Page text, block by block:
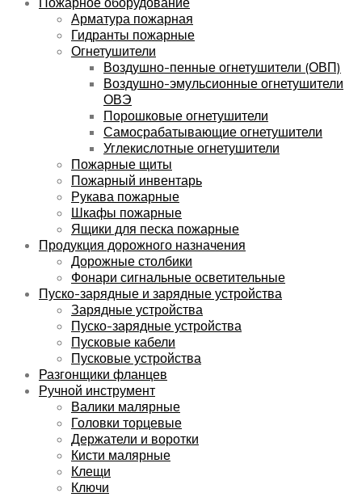
Арматура пожарная
Гидранты пожарные
Огнетушители
Воздушно-пенные огнетушители (ОВП)
Воздушно-эмульсионные огнетушители
ОВЭ
Порошковые огнетушители
Самосрабатывающие огнетушители
Углекислотные огнетушители
Пожарные щиты
Пожарный инвентарь
Рукава пожарные
Шкафы пожарные
Ящики для песка пожарные
Продукция дорожного назначения
Дорожные столбики
Фонари сигнальные осветительные
Пуско-зарядные и зарядные устройства
Зарядные устройства
Пуско-зарядные устройства
Пусковые кабели
Пусковые устройства
Разгонщики фланцев
Ручной инструмент
Валики малярные
Головки торцевые
Держатели и воротки
Кисти малярные
Клещи
Ключи